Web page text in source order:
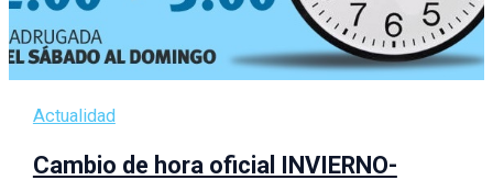
Actualidad
Cambio de hora oficial INVIERNO-